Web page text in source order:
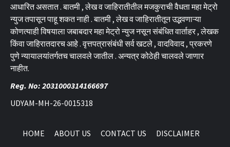
आधारित असतात . बातमी , लेख व जाहिरातीतील मजकुराची वैधता महा मेट्रो
न्युज तपासून पाहू शकत नाही . बातमी , लेख व जाहिरातीतून उद्भवणाऱ्या
कोणत्याही विषयाला जबाबदार महा मेट्रो न्युज नसून संबंधित वार्ताहर , लेखक
किंवा जाहिरातदारच आहे . वृत्तपत्रासंबंधी सर्व खटले , वादविवाद , प्रकरणे
पुणे न्यायालयांतर्गतच चालवले जातील . अन्यत्र कोठेही चालवले जाणार
नाहीत.
Reg. No: 2031000314166697
UDYAM-MH-26-0015318
HOME ABOUT US CONTACT US DISCLAIMER